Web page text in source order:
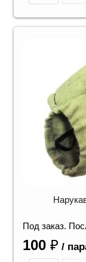
Под заказ.
100 ₽ /